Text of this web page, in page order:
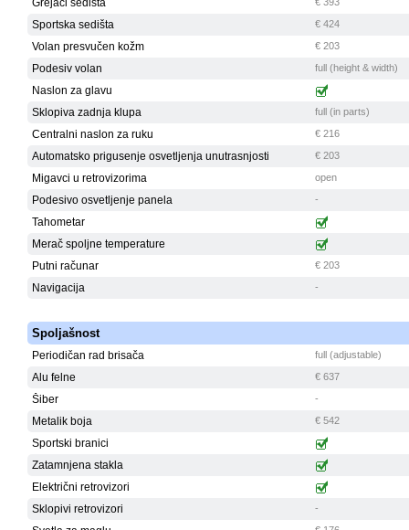
Grejači sedišta
Sportska sedišta € 424
Volan presvučen kožm € 203
Podesiv volan full (height & width)
Naslon za glavu
Sklopiva zadnja klupa
full (in parts)
Centralni naslon za ruku € 216
Automatsko prigusenje osvetljenja unutrasnjosti € 203
Migavci u retrovizorima open
Podesivo osvetljenje panela -
Tahometar
Merač spoljne temperature
Putni računar
€ 203
Navigacija -
Spoljašnost
Periodičan rad brisača full (adjustable)
Alu felne € 637
Šiber -
Metalik boja € 542
Sportski branici
Zatamnjena stakla
Električni retrovizori
Sklopivi retrovizori
-